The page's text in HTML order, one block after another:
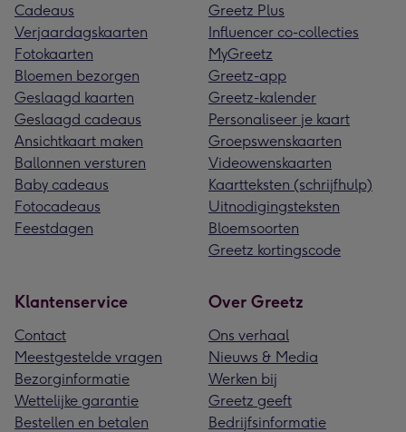
Cadeaus
Verjaardagskaarten
Fotokaarten
Bloemen bezorgen
Geslaagd kaarten
Geslaagd cadeaus
Ansichtkaart maken
Ballonnen versturen
Baby cadeaus
Fotocadeaus
Feestdagen
Greetz Plus
Influencer co-collecties
MyGreetz
Greetz-app
Greetz-kalender
Personaliseer je kaart
Groepswenskaarten
Videowenskaarten
Kaartteksten (schrijfhulp)
Uitnodigingsteksten
Bloemsoorten
Greetz kortingscode
Klantenservice
Contact
Meestgestelde vragen
Bezorginformatie
Wettelijke garantie
Bestellen en betalen
Over Greetz
Ons verhaal
Nieuws & Media
Werken bij
Greetz geeft
Bedrijfsinformatie